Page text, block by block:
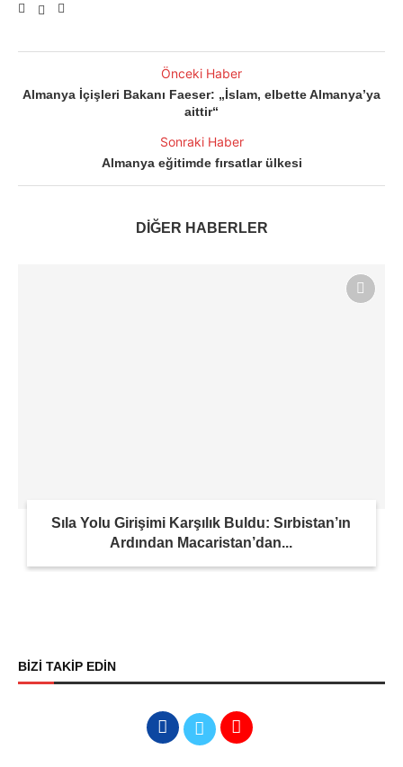
Önceki Haber
Almanya İçişleri Bakanı Faeser: „İslam, elbette Almanya’ya
aittir“
Sonraki Haber
Almanya eğitimde fırsatlar ülkesi
DİĞER HABERLER
Sıla Yolu Girişimi Karşılık Buldu: Sırbistan’ın
Ardından Macaristan’dan...
BİZİ TAKİP EDİN